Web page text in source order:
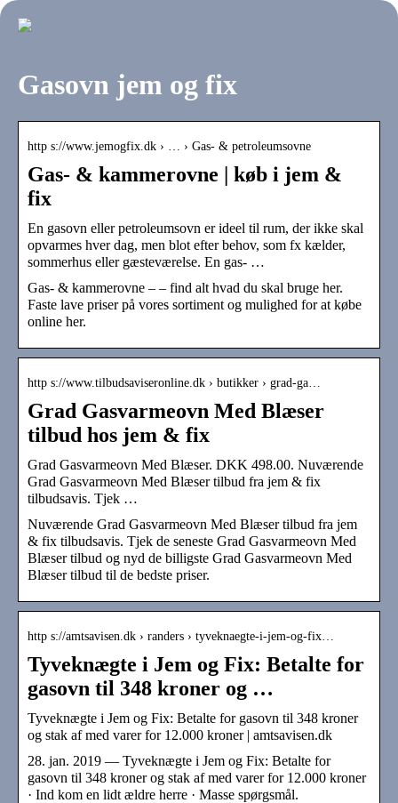
Gasovn jem og fix
http s://www.jemogfix.dk › … › Gas- & petroleumsovne
Gas- & kammerovne | køb i jem &
fix
En gasovn eller petroleumsovn er ideel til rum, der ikke skal
opvarmes hver dag, men blot efter behov, som fx kælder,
sommerhus eller gæsteværelse. En gas- …
Gas- & kammerovne – – find alt hvad du skal bruge her.
Faste lave priser på vores sortiment og mulighed for at købe
online her.
http s://www.tilbudsaviseronline.dk › butikker › grad-ga…
Grad Gasvarmeovn Med Blæser
tilbud hos jem & fix
Grad Gasvarmeovn Med Blæser. DKK 498.00. Nuværende
Grad Gasvarmeovn Med Blæser tilbud fra jem & fix
tilbudsavis. Tjek …
Nuværende Grad Gasvarmeovn Med Blæser tilbud fra jem
& fix tilbudsavis. Tjek de seneste Grad Gasvarmeovn Med
Blæser tilbud og nyd de billigste Grad Gasvarmeovn Med
Blæser tilbud til de bedste priser.
http s://amtsavisen.dk › randers › tyveknaegte-i-jem-og-fix…
Tyveknægte i Jem og Fix: Betalte for
gasovn til 348 kroner og …
Tyveknægte i Jem og Fix: Betalte for gasovn til 348 kroner
og stak af med varer for 12.000 kroner | amtsavisen.dk
28. jan. 2019 — Tyveknægte i Jem og Fix: Betalte for
gasovn til 348 kroner og stak af med varer for 12.000 kroner
· Ind kom en lidt ældre herre · Masse spørgsmål.